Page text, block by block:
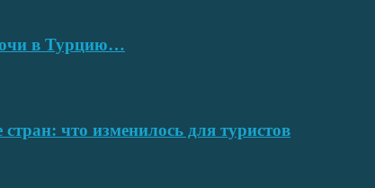
в Турцию…
что изменилось для туристов